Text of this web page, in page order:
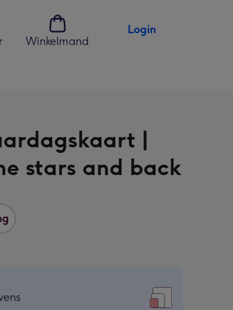
Winkelmand
Login
|
stars and back